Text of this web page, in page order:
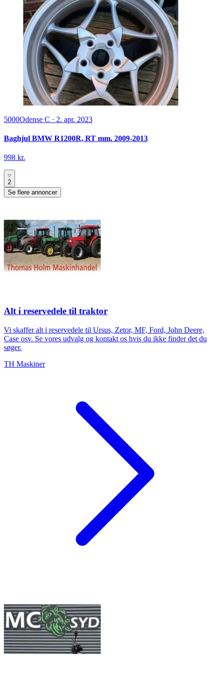
5000Odense C · 2. apr. 2023
Baghjul BMW R1200R, RT mm. 2009-2013
998 kr.
2
Se flere annoncer
Alt i reservedele til traktor
Vi skaffer alt i reservedele til Ursus, Zetor, MF, Ford, John Deere,
Case osv. Se vores udvalg og kontakt os hvis du ikke finder det du
søger.
TH Maskiner